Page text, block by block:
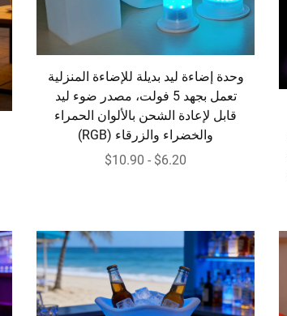
وحدة إضاءة ليد بديلة للإضاءة المنزلية
تعمل بجهد 5 فولت، مصدر ضوء ليد
قابل لإعادة الشحن بالألوان الحمراء
والخضراء والزرقاء (RGB)
$6.20 - $10.90